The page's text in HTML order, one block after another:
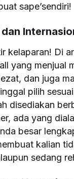
sape’sendiri!
kelaparan! Di
yang menjual
dan juga
pilih
disediakan
ada yang
besar
kalian
sedang